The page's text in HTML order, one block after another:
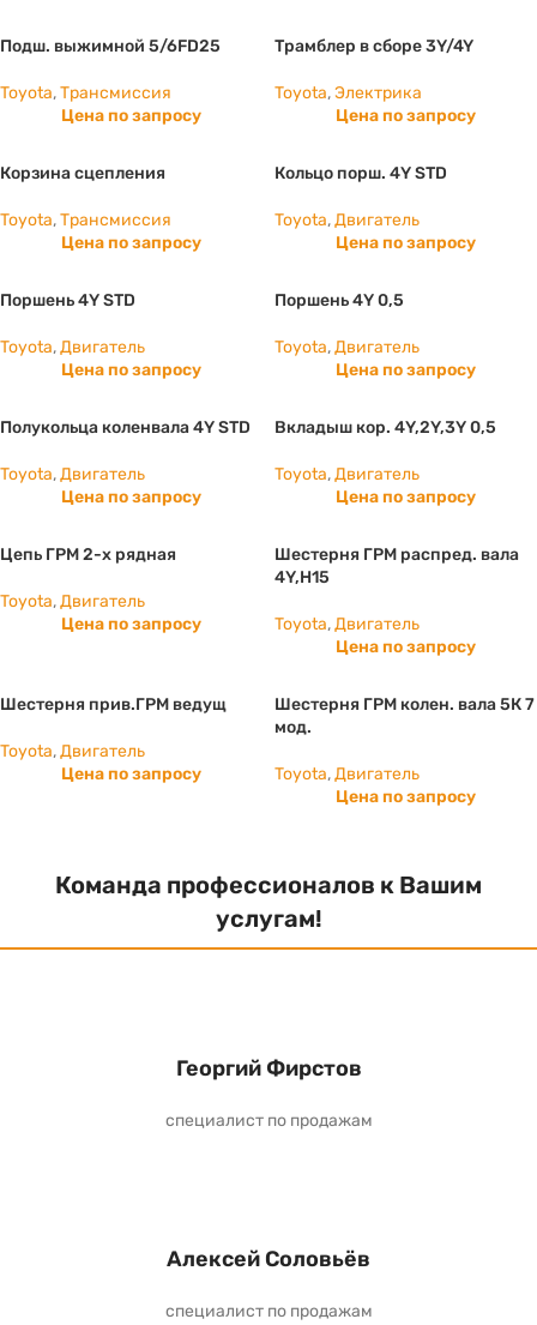
Подш. выжимной 5/6FD25
Toyota,Трансмиссия
Цена по запросу
Трамблер в сборе 3Y/4Y
Toyota,Электрика
Цена по запросу
Корзина сцепления
Toyota,Трансмиссия
Цена по запросу
Кольцо порш. 4Y STD
Toyota,Двигатель
Цена по запросу
Поршень 4Y STD
Toyota,Двигатель
Цена по запросу
Поршень 4Y 0,5
Toyota,Двигатель
Цена по запросу
Полукольца коленвала 4Y STD
Toyota,Двигатель
Цена по запросу
Вкладыш кор. 4Y,2Y,3Y 0,5
Toyota,Двигатель
Цена по запросу
Цепь ГРМ 2-х рядная
Toyota,Двигатель
Цена по запросу
Шестерня ГРМ распред. вала
4Y,H15
Toyota,Двигатель
Цена по запросу
Шестерня прив.ГРМ ведущ
Toyota,Двигатель
Цена по запросу
Шестерня ГРМ колен. вала 5К 7
мод.
Toyota,Двигатель
Цена по запросу
Команда профессионалов к Вашим
услугам!
Георгий Фирстов
специалист по продажам
Алексей Соловьёв
специалист по продажам